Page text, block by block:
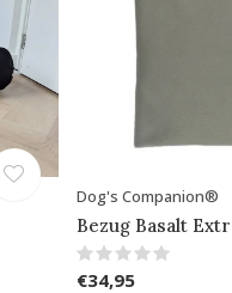
Dog's Companion®
Bezug Basalt
€34,95